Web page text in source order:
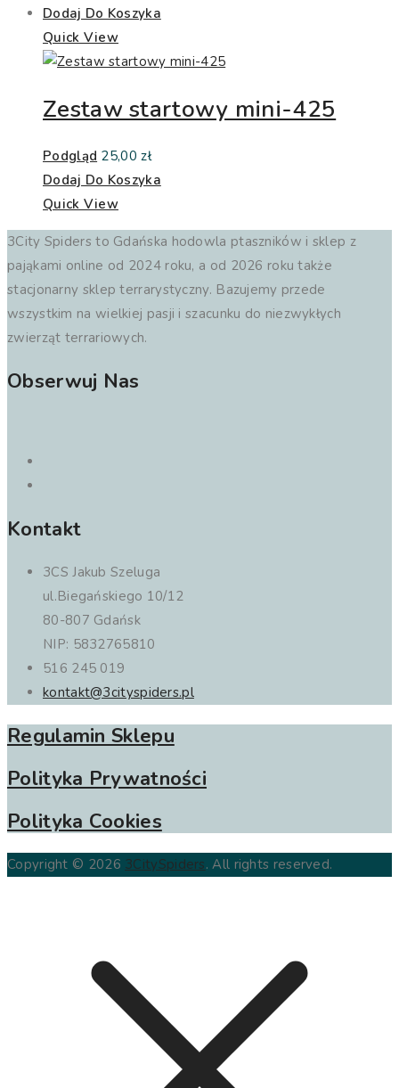
Dodaj Do Koszyka
Quick View
Zestaw startowy mini-425
Podgląd 25,00zł
Dodaj Do Koszyka
Quick View
3City Spiders to Gdańska hodowla ptaszników i sklep z
pająkami online od 2024 roku, a od 2026 roku także
stacjonarny sklep terrarystyczny. Bazujemy przede
wszystkim na wielkiej pasji i szacunku do niezwykłych
zwierząt terrariowych.
Obserwuj Nas
Kontakt
3CS Jakub Szeluga
ul.Biegańskiego 10/12
80-807 Gdańsk
NIP: 5832765810
516 245 019
kontakt@3cityspiders.pl
Regulamin Sklepu
Polityka Prywatności
Polityka Cookies
Copyright © 2026 3CitySpiders. All rights reserved.